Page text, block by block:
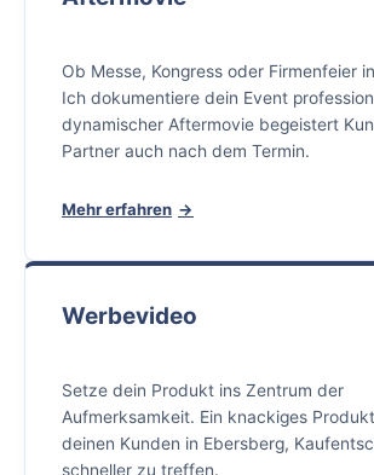
Ob Messe, Kongress oder Firmenfeier
Ich dokumentiere dein Event
dynamischer Aftermovie begeistert
Partner auch nach dem Termin.
Mehr erfahren
Werbevideo
Setze dein Produkt ins Zentrum der
Aufmerksamkeit. Ein knackiges
deinen Kunden in Ebersberg,
schneller zu treffen.